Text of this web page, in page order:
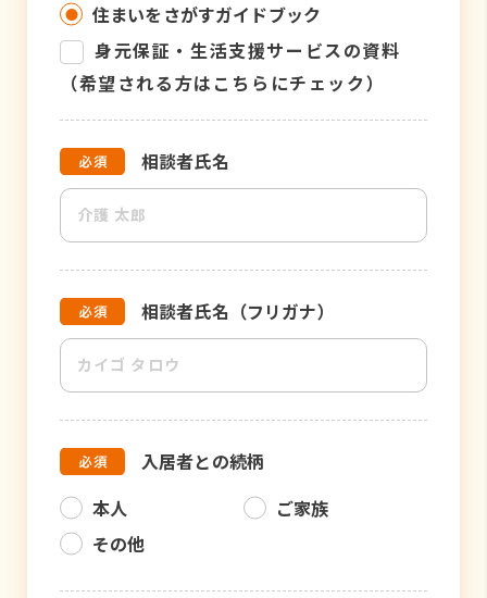
住まいをさがすガイドブック
身元保証・生活支援サービスの資料
（希望される方はこちらにチェック）
相談者氏名
相談者氏名（フリガナ）
入居者との続柄
本人
ご家族
その他